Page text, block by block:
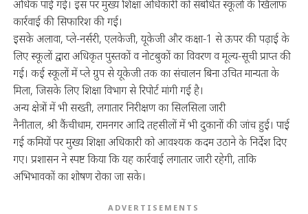
अधिक पाई गई। इस पर मुख्य शिक्षा अधिकारी को संबंधित स्कूलों के खिलाफ
कार्रवाई की सिफारिश की गई।
इसके अलावा, प्ले-नर्सरी, एलकेजी, यूकेजी और कक्षा-1 से ऊपर की पढ़ाई के
लिए स्कूलों द्वारा अधिकृत पुस्तकों व नोटबुकों का विवरण व मूल्य-सूची प्राप्त की
गई। कई स्कूलों में प्ले ग्रुप से यूकेजी तक का संचालन बिना उचित मान्यता के
मिला, जिसके लिए शिक्षा विभाग से रिपोर्ट मांगी गई है।
अन्य क्षेत्रों में भी सख्ती, लगातार निरीक्षण का सिलसिला जारी
नैनीताल, श्री कैंचीधाम, रामनगर आदि तहसीलों में भी दुकानों की जांच हुई। पाई
गई कमियों पर मुख्य शिक्षा अधिकारी को आवश्यक कदम उठाने के निर्देश दिए
गए। प्रशासन ने स्पष्ट किया कि यह कार्रवाई लगातार जारी रहेगी, ताकि
अभिभावकों का शोषण रोका जा सके।
ADVERTISEMENTS